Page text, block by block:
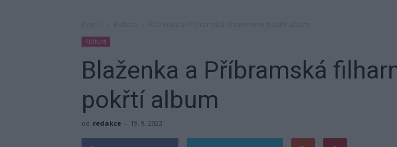
Kultura
Blaženka a Příbramská
pokřtí album
od redakce - 19. 9. 2023